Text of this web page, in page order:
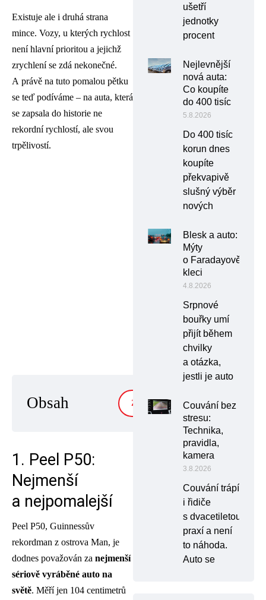
Existuje ale i druhá strana
mince. Vozy, u kterých rychlost
není hlavní prioritou a jejichž
zrychlení se zdá nekonečné.
A právě na tuto pomalou pětku
se teď podíváme – na auta, která
se zapsala do historie ne
rekordní rychlostí, ale svou
trpělivostí.
Obsah ZOBRAZIT
1. Peel P50:
Nejmenší
a nejpomalejší
Peel P50, Guinnessův
rekordman z ostrova Man, je
dodnes považován za nejmenší
sériově vyráběné auto na
světě. Měří jen 104 centimetrů
ušetří
jednotky
procent
Nejlevnější
nová auta:
Co koupíte
do 400 tisíc
5.8.2026
Do 400 tisíc
korun dnes
koupíte
překvapivě
slušný výběr
nových
Blesk a auto:
Mýty
o Faradayově
kleci
4.8.2026
Srpnové
bouřky umí
přijít během
chvilky
a otázka,
jestli je auto
Couvání bez
stresu:
Technika,
pravidla,
kamera
3.8.2026
Couvání trápí
i řidiče
s dvacetiletou
praxí a není
to náhoda.
Auto se